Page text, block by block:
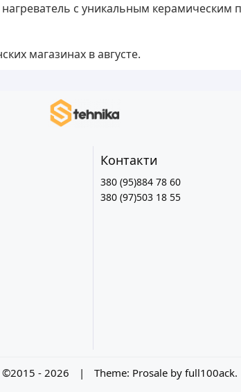
с уникальным керамическим
магазинах в августе.
Контакти
380 (95)884 78 60
380 (97)503 18 55
©2015 - 2026 | Theme: Prosale by full100ack.